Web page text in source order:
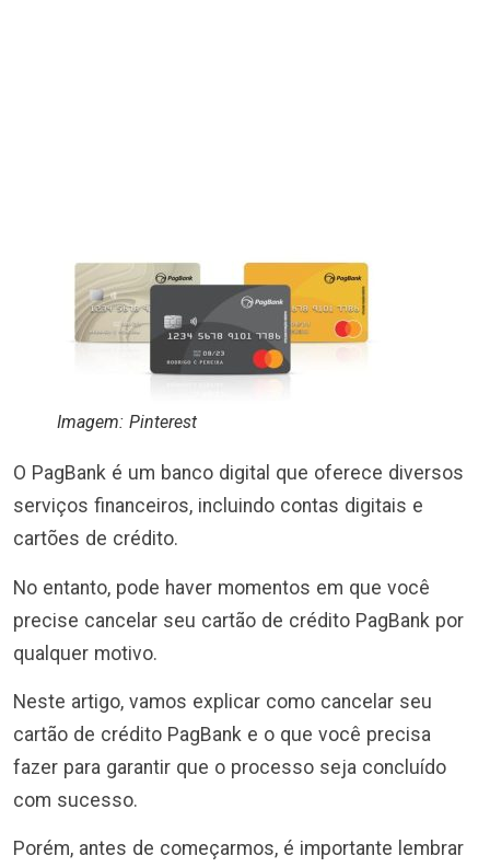
Imagem: Pinterest
O PagBank é um banco digital que oferece diversos
serviços financeiros, incluindo contas digitais e
cartões de crédito.
No entanto, pode haver momentos em que você
precise cancelar seu cartão de crédito PagBank por
qualquer motivo.
Neste artigo, vamos explicar como cancelar seu
cartão de crédito PagBank e o que você precisa
fazer para garantir que o processo seja concluído
com sucesso.
Porém, antes de começarmos, é importante lembrar